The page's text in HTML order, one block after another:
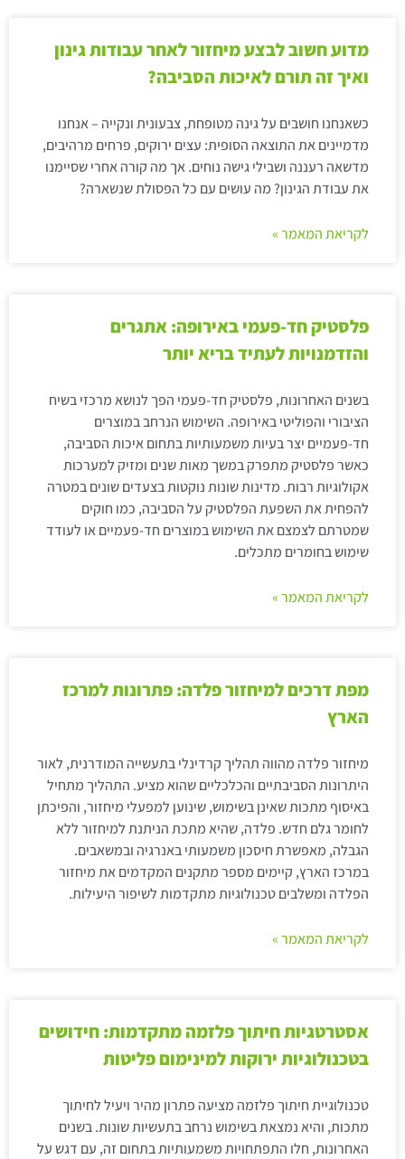
מדוע חשוב לבצע מיחזור לאחר עבודות גינון
ואיך זה תורם לאיכות הסביבה?
כשאנחנו חושבים על גינה מטופחת, צבעונית ונקייה – אנחנו
מדמיינים את התוצאה הסופית: עצים ירוקים, פרחים מרהיבים,
מדשאה רעננה ושבילי גישה נוחים. אך מה קורה אחרי שסיימנו
את עבודת הגינון? מה עושים עם כל הפסולת שנשארה?
לקריאת המאמר »
פלסטיק חד-פעמי באירופה: אתגרים
והזדמנויות לעתיד בריא יותר
בשנים האחרונות, פלסטיק חד-פעמי הפך לנושא מרכזי בשיח
הציבורי והפוליטי באירופה. השימוש הנרחב במוצרים
חד-פעמיים יצר בעיות משמעותיות בתחום איכות הסביבה,
כאשר פלסטיק מתפרק במשך מאות שנים ומזיק למערכות
אקולוגיות רבות. מדינות שונות נוקטות בצעדים שונים במטרה
להפחית את השפעת הפלסטיק על הסביבה, כמו חוקים
שמטרתם לצמצם את השימוש במוצרים חד-פעמיים או לעודד
שימוש בחומרים מתכלים.
לקריאת המאמר »
מפת דרכים למיחזור פלדה: פתרונות למרכז
הארץ
מיחזור פלדה מהווה תהליך קרדינלי בתעשייה המודרנית, לאור
היתרונות הסביבתיים והכלכליים שהוא מציע. התהליך מתחיל
באיסוף מתכות שאינן בשימוש, שינוען למפעלי מיחזור, והפיכתן
לחומר גלם חדש. פלדה, שהיא מתכת הניתנת למיחזור ללא
הגבלה, מאפשרת חיסכון משמעותי באנרגיה ובמשאבים.
במרכז הארץ, קיימים מספר מתקנים המקדמים את מיחזור
הפלדה ומשלבים טכנולוגיות מתקדמות לשיפור היעילות.
לקריאת המאמר »
אסטרטגיות חיתוך פלזמה מתקדמות: חידושים
בטכנולוגיות ירוקות למינימום פליטות
טכנולוגיית חיתוך פלזמה מציעה פתרון מהיר ויעיל לחיתוך
מתכות, והיא נמצאת בשימוש נרחב בתעשיות שונות. בשנים
האחרונות, חלו התפתחויות משמעותיות בתחום זה, עם דגש על